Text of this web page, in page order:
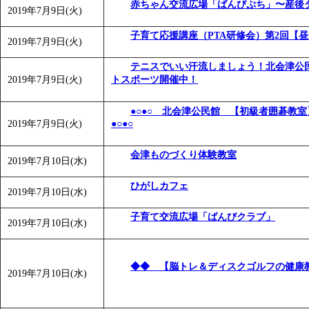
2019年7月9日(火)
赤ちゃん交流広場「ばんびぷち」〜産後
2019年7月9日(火)
子育て応援講座（PTA研修会）第2回【
2019年7月9日(火)
テニスでいい汗流しましょう！北会津
トスポーツ開催中！
2019年7月9日(火)
●○●○ 北会津公民館 【初級者囲碁
●○●○
2019年7月10日(水)
会津ものづくり体験教室
2019年7月10日(水)
ひがしカフェ
2019年7月10日(水)
子育て交流広場「ばんびクラブ」
2019年7月10日(水)
◆◆ 【脳トレ＆ディスクゴルフの健